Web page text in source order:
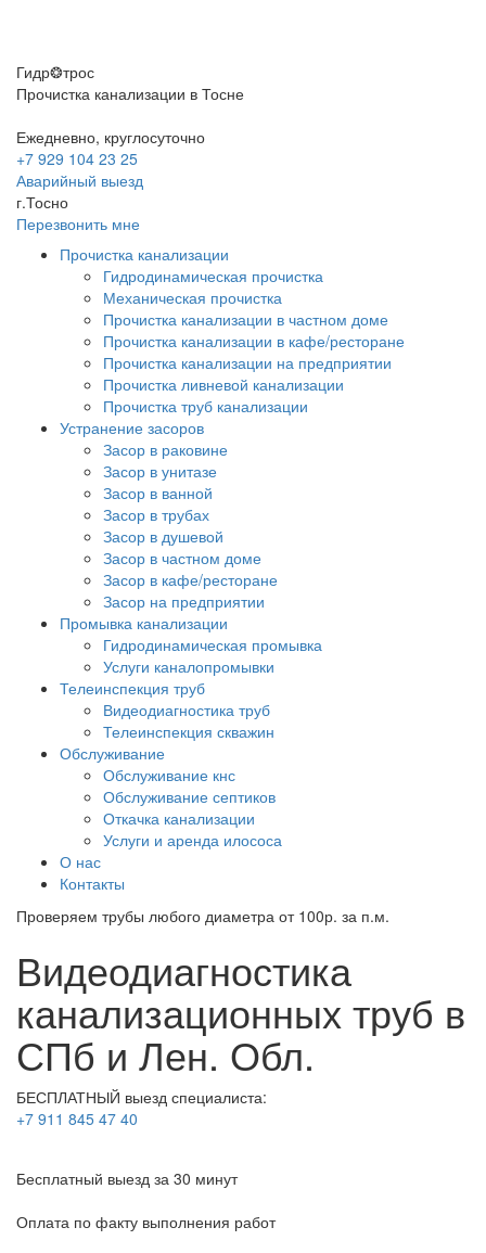
Гидр❂трос
Прочистка канализации в Тосне
Ежедневно, круглосуточно
+7 929 104 23 25
Аварийный выезд
г.Тосно
Перезвонить мне
Прочистка канализации
Гидродинамическая прочистка
Механическая прочистка
Прочистка канализации в частном доме
Прочистка канализации в кафе/ресторане
Прочистка канализации на предприятии
Прочистка ливневой канализации
Прочистка труб канализации
Устранение засоров
Засор в раковине
Засор в унитазе
Засор в ванной
Засор в трубах
Засор в душевой
Засор в частном доме
Засор в кафе/ресторане
Засор на предприятии
Промывка канализации
Гидродинамическая промывка
Услуги каналопромывки
Телеинспекция труб
Видеодиагностика труб
Телеинспекция скважин
Обслуживание
Обслуживание кнс
Обслуживание септиков
Откачка канализации
Услуги и аренда илососа
О нас
Контакты
Проверяем трубы любого диаметра от 100р. за п.м.
Видеодиагностика
канализационных труб в
СПб и Лен. Обл.
БЕСПЛАТНЫЙ выезд специалиста:
+7 911 845 47 40
Бесплатный выезд за 30 минут
Оплата по факту выполнения работ